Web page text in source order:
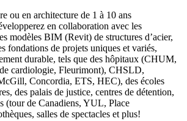
ou en architecture de 1 à 10 ans
en collaboration avec les
modèles BIM (Revit) de structures d’acier,
fondations de projets uniques et variés,
durable, tels que des hôpitaux (CHUM,
cardiologie, Fleurimont), CHSLD,
Concordia, ETS, HEC), des écoles
des palais de justice, centres de détention,
(tour de Canadiens, YUL, Place
salles de spectacles et plus!